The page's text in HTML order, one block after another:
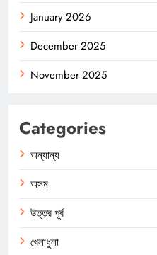
January 2026
December 2025
November 2025
Categories
অন্যান্য
অসম
উত্তর পূর্ব
খেলাধুলা